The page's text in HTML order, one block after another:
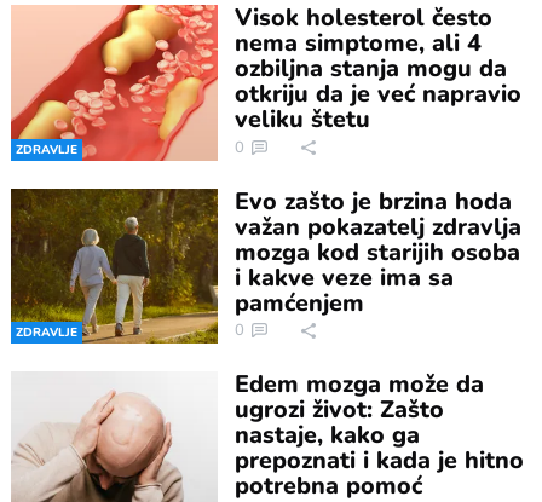
ZDRAVLJE
Visok holesterol često
nema simptome, ali 4
ozbiljna stanja mogu da
otkriju da je već napravio
veliku štetu
0
ZDRAVLJE
Evo zašto je brzina hoda
važan pokazatelj zdravlja
mozga kod starijih osoba
i kakve veze ima sa
pamćenjem
0
Edem mozga može da
ugrozi život: Zašto
nastaje, kako ga
prepoznati i kada je hitno
potrebna pomoć